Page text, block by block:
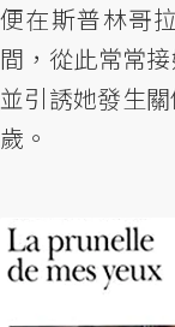
便在斯普林哥
間，從此常常
並引誘她發生
歲。